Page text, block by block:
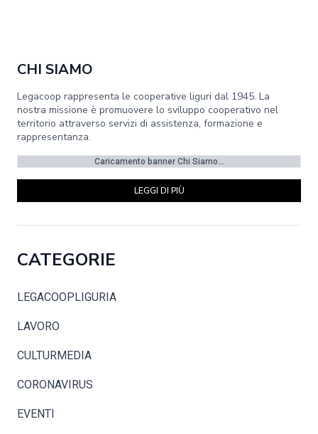
CHI SIAMO
Legacoop rappresenta le cooperative liguri dal 1945. La
nostra missione è promuovere lo sviluppo cooperativo nel
territorio attraverso servizi di assistenza, formazione e
rappresentanza.
Caricamento banner Chi Siamo...
LEGGI DI PIÙ
CATEGORIE
LEGACOOPLIGURIA
LAVORO
CULTURMEDIA
CORONAVIRUS
EVENTI